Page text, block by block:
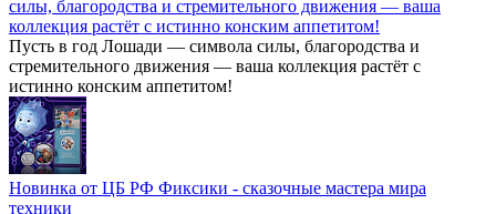
силы, благородства и стремительного движения — ваша
коллекция растёт с истинно конским аппетитом!
Пусть в год Лошади — символа силы, благородства и
стремительного движения — ваша коллекция растёт с
истинно конским аппетитом!
Новинка от ЦБ РФ Фиксики - сказочные мастера мира
техники